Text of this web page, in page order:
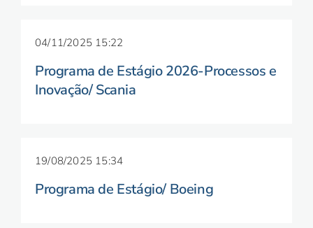
04/11/2025 15:22
Programa de Estágio 2026-Processos e
Inovação/ Scania
19/08/2025 15:34
Programa de Estágio/ Boeing